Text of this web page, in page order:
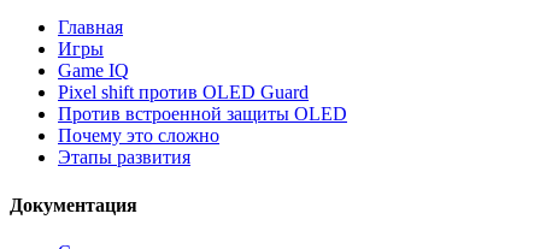
Главная
Игры
Game IQ
Pixel shift против OLED Guard
Против встроенной защиты OLED
Почему это сложно
Этапы развития
Документация